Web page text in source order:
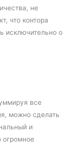
не
что контора
исключительно о
все
можно сделать
и
огромное